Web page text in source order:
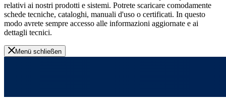
relativi ai nostri prodotti e sistemi. Potrete scaricare comodamente
schede tecniche, cataloghi, manuali d'uso o certificati. In questo
modo avrete sempre accesso alle informazioni aggiornate e ai
dettagli tecnici.
Menü schließen